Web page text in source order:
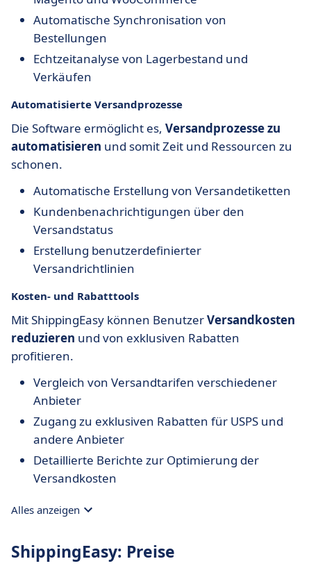
Automatische Synchronisation von
Bestellungen
Echtzeitanalyse von Lagerbestand und
Verkäufen
Automatisierte Versandprozesse
Die Software ermöglicht es, Versandprozesse zu
automatisieren und somit Zeit und Ressourcen zu
schonen.
Automatische Erstellung von Versandetiketten
Kundenbenachrichtigungen über den
Versandstatus
Erstellung benutzerdefinierter
Versandrichtlinien
Kosten- und Rabatttools
Mit ShippingEasy können BenutzerVersandkosten
reduzieren und von exklusiven Rabatten
profitieren.
Vergleich von Versandtarifen verschiedener
Anbieter
Zugang zu exklusiven Rabatten für USPS und
andere Anbieter
Detaillierte Berichte zur Optimierung der
Versandkosten
Alles anzeigen
ShippingEasy: Preise